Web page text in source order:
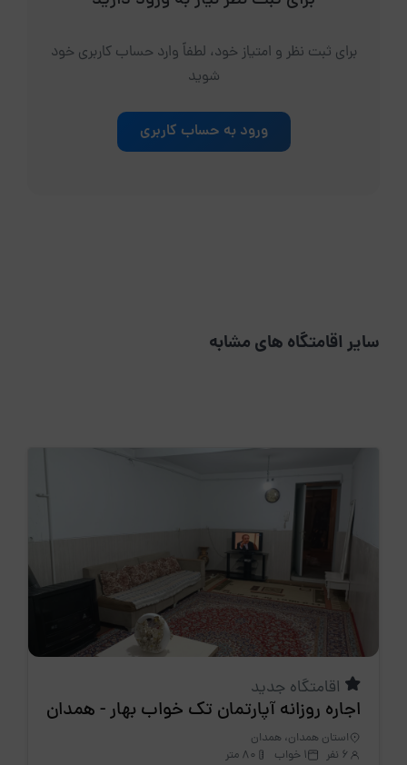
برای ثبت نظر و امتیاز خود، لطفاً وارد حساب کاربری خود
شوید
ورود به حساب کاربری
سایر اقامتگاه های مشابه
اقامتگاه جدید
اجاره روزانه آپارتمان تک خواب بهار - همدان
استان همدان، همدان
6 نفر
1 خواب 80 متر